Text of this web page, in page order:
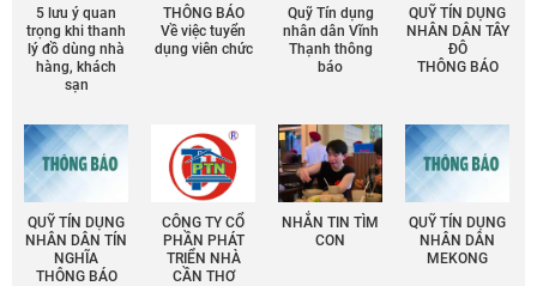
5 lưu ý quan
trọng khi thanh
lý đồ dùng nhà
hàng, khách
sạn
THÔNG BÁO
Về việc tuyển
dụng viên chức
Quỹ Tín dụng
nhân dân Vĩnh
Thạnh thông
báo
QUỸ TÍN DỤNG
NHÂN DÂN TÂY
ĐÔ
THÔNG BÁO
QUỸ TÍN DỤNG
NHÂN DÂN TÍN
NGHĨA
THÔNG BÁO
CÔNG TY CỔ
PHẦN PHÁT
TRIỂN NHÀ
CẦN THƠ
NHẮN TIN TÌM
CON
QUỸ TÍN DỤNG
NHÂN DÂN
MEKONG